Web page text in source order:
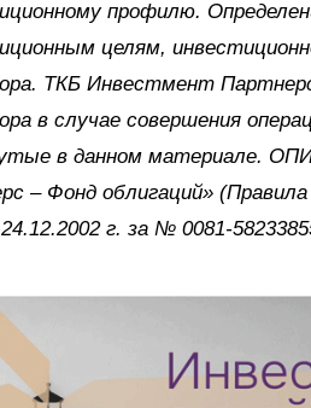
профилю.
целям,
ТКБ Инвестмент
в случае совершения
в данном материале.
– Фонд облигаций»
г. за № 0081-